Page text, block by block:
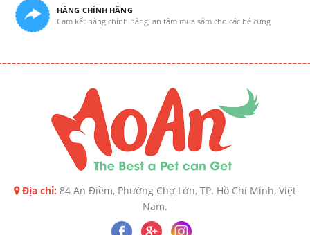
HÀNG CHÍNH HÃNG
Cam kết hàng chính hãng, an tâm mua sắm cho các bé cưng
Địa chỉ: 84 An Điềm, Phường Chợ Lớn, TP. Hồ Chí Minh, Việt
Nam.